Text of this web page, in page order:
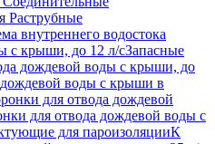
Раструбные
внутреннего водостока
с крыши, до 12 л/сЗапасные
дождевой воды с крыши, до
воды с крыши в
для отвода дождевой
для отвода дождевой воды с
для пароизоляцииК